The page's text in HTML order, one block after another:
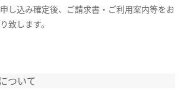
し込み確定後、ご請求書・ご利用案内等をお
致します。
ついて